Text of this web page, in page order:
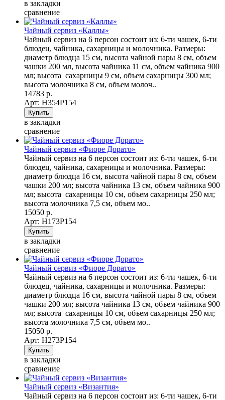
в закладки
сравнение
Чайный сервиз «Каллы»
Чайный сервиз на 6 персон состоит из: 6-ти чашек, 6-ти
блюдец, чайника, сахарницы и молочника. Размеры:
диаметр блюдца 15 см, высота чайной пары 8 см, объем
чашки 200 мл, высота чайника 11 см, объем чайника 900
мл; высота сахарницы 9 см, объем сахарницы 300 мл;
высота молочника 8 см, объем молоч..
14783 р.
Арт: Н354Р154
в закладки
сравнение
Чайный сервиз «Фиоре Дорато»
Чайный сервиз на 6 персон состоит из: 6-ти чашек, 6-ти
блюдец, чайника, сахарницы и молочника. Размеры:
диаметр блюдца 16 см, высота чайной пары 8 см, объем
чашки 200 мл; высота чайника 13 см, объем чайника 900
мл; высота сахарницы 10 см, объем сахарницы 250 мл;
высота молочника 7,5 см, объем мо..
15050 р.
Арт: Н173Р154
в закладки
сравнение
Чайный сервиз «Фиоре Дорато»
Чайный сервиз на 6 персон состоит из: 6-ти чашек, 6-ти
блюдец, чайника, сахарницы и молочника. Размеры:
диаметр блюдца 16 см, высота чайной пары 8 см, объем
чашки 200 мл; высота чайника 13 см, объем чайника 900
мл; высота сахарницы 10 см, объем сахарницы 250 мл;
высота молочника 7,5 см, объем мо..
15050 р.
Арт: Н273Р154
в закладки
сравнение
Чайный сервиз «Византия»
Чайный сервиз на 6 персон состоит из: 6-ти чашек, 6-ти